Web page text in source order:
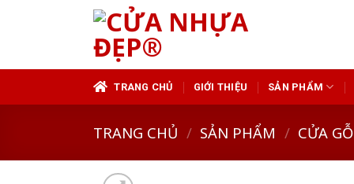
TRANG CHỦ GIỚI THIỆU SẢN PHẨM
TRANG CHỦ / SẢN PHẨM / CỬA GỖ